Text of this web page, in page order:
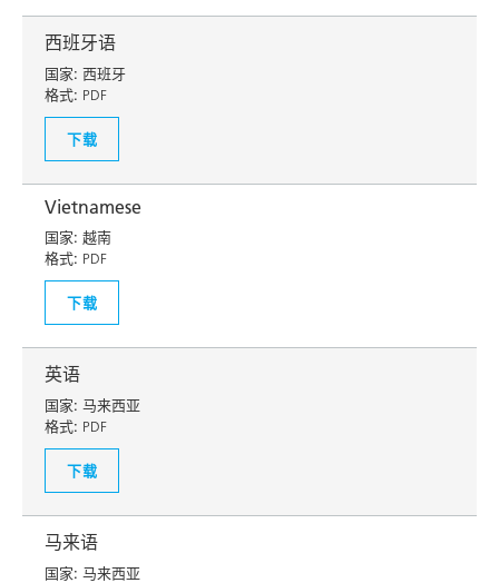
西班牙语
国家: 西班牙
格式: PDF
下载
Vietnamese
国家: 越南
格式: PDF
下载
英语
国家: 马来西亚
格式: PDF
下载
马来语
国家: 马来西亚